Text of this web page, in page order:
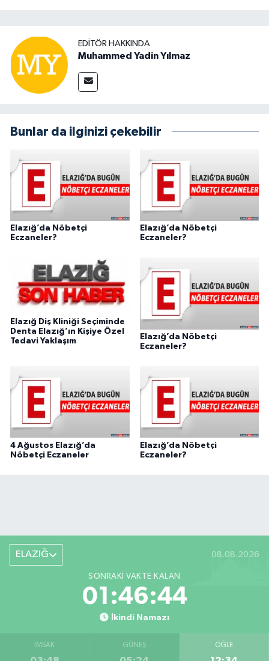
EDITÖR HAKKINDA
Muhammed Yadin Yılmaz
Bunlar da ilginizi çekebilir
Elazığ’da Nöbetçi
Eczaneler?
Elazığ’da Nöbetçi
Eczaneler?
Elazığ Diş Kliniği Seçiminde
Denta Elazığ’ın Kişiye Özel
Tedavi Yaklaşım
Elazığ’da Nöbetçi
Eczaneler?
4 Ağustos Elazığ’da
Nöbetçi Eczaneler
Elazığ’da Nöbetçi
Eczaneler?
ELAZIĞ 08.08.2026
SONRAKI VAKTE KALAN
01:46:43
İkindi Namazı
İMSAK GÜNEŞ ÖĞLE